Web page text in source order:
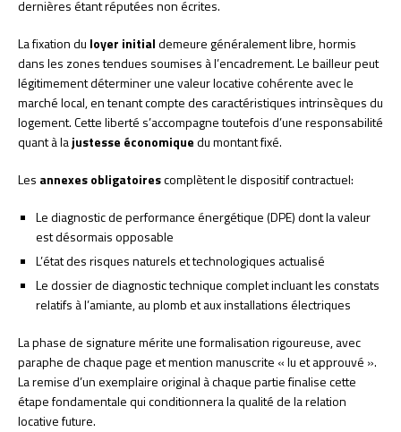
dernières étant réputées non écrites.
La fixation du loyer initialdemeure généralement libre, hormis
dans les zones tendues soumises à l’encadrement. Le bailleur peut
légitimement déterminer une valeur locative cohérente avec le
marché local, en tenant compte des caractéristiques intrinsèques du
logement. Cette liberté s’accompagne toutefois d’une responsabilité
quant à lajustesse économiquedu montant fixé.
Les annexes obligatoirescomplètent le dispositif contractuel:
Le diagnostic de performance énergétique (DPE) dont la valeur
est désormais opposable
L’état des risques naturels et technologiques actualisé
Le dossier de diagnostic technique complet incluant les constats
relatifs à l’amiante, au plomb et aux installations électriques
La phase de signature mérite une formalisation rigoureuse, avec
paraphe de chaque page et mention manuscrite « lu et approuvé ».
La remise d’un exemplaire original à chaque partie finalise cette
étape fondamentale qui conditionnera la qualité de la relation
locative future.